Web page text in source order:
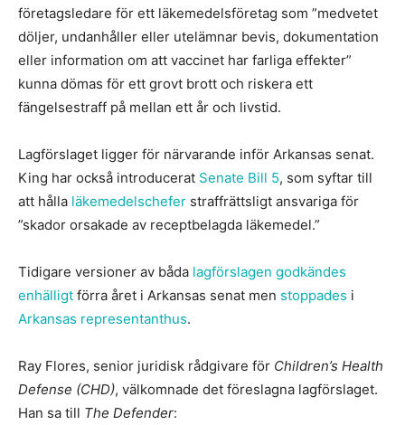
företagsledare för ett läkemedelsföretag som ”medvetet
döljer, undanhåller eller utelämnar bevis, dokumentation
eller information om att vaccinet har farliga effekter”
kunna dömas för ett grovt brott och riskera ett
fängelsestraff på mellan ett år och livstid.
Lagförslaget ligger för närvarande inför Arkansas senat.
King har också introducerat Senate Bill 5, som syftar till
att hålla läkemedelschefer straffrättsligt ansvariga för
”skador orsakade av receptbelagda läkemedel.”
Tidigare versioner av båda lagförslagen godkändes
enhälligt förra året i Arkansas senat men stoppades i
Arkansas representanthus.
Ray Flores, senior juridisk rådgivare för Children’s Health
Defense (CHD), välkomnade det föreslagna lagförslaget.
Han sa till The Defender: